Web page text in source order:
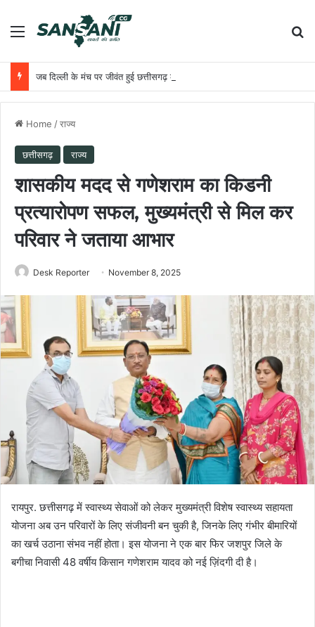
Menu
जब दिल्ली के मंच पर जीवंत हुई छत्तीसगढ़ की पंडवानी परंपरा
Home /राज्य
छत्तीसगढ़ राज्य
शासकीय मदद से गणेशराम का किडनी
प्रत्यारोपण सफल, मुख्यमंत्री से मिल कर
परिवार ने जताया आभार
Desk Reporter November 8, 2025
रायपुर. छत्तीसगढ़ में स्वास्थ्य सेवाओं को लेकर मुख्यमंत्री विशेष स्वास्थ्य सहायता
योजना अब उन परिवारों के लिए संजीवनी बन चुकी है, जिनके लिए गंभीर बीमारियों
का खर्च उठाना संभव नहीं होता। इस योजना ने एक बार फिर जशपुर जिले के
बगीचा निवासी 48 वर्षीय किसान गणेशराम यादव को नई ज़िंदगी दी है।